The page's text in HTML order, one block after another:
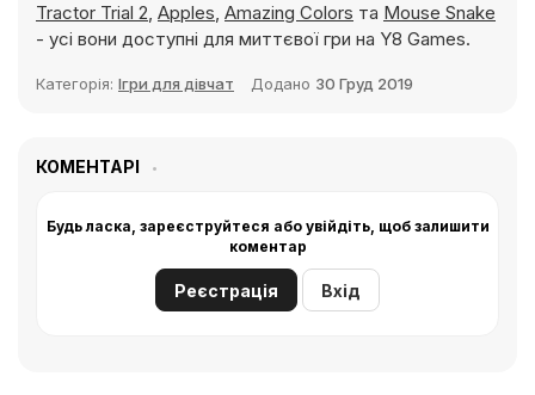
Tractor Trial 2, Apples, Amazing Colors та Mouse Snake
- усі вони доступні для миттєвої гри на Y8 Games.
Категорія: Ігри для дівчат Додано 30 Груд 2019
КОМЕНТАРІ
Будь ласка, зареєструйтеся або увійдіть, щоб залишити
коментар
Реєстрація Вхід